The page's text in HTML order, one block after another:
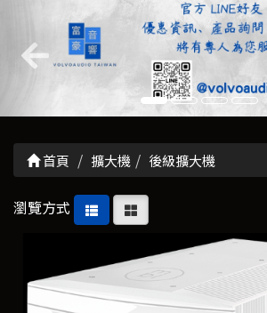
首頁 擴大機 後級擴大機
瀏覽方式